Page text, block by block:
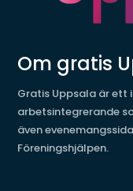
Om gratis
Gratis Uppsala är ett
arbetsintegrerande
även
Föreningshjälpen.